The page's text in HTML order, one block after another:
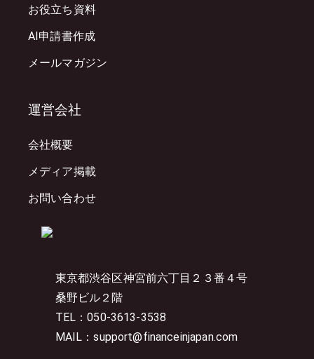
東京都渋谷区神宮前六丁目２３番４号
桑野ビル２階
TEL：050-3613-3538
MAIL：support@financeinjapan.com
お役立ち資料
AI申請書作成
メールマガジン
運営会社
会社概要
メディア掲載
お問い合わせ